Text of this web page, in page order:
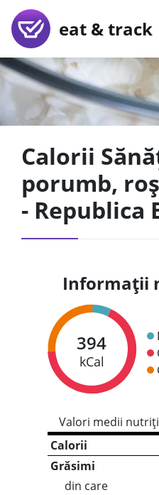
eat & track
Calorii
porumb,
- Republica
Informații
394
kCal
Valori medii
Calorii
Grăsimi
din care